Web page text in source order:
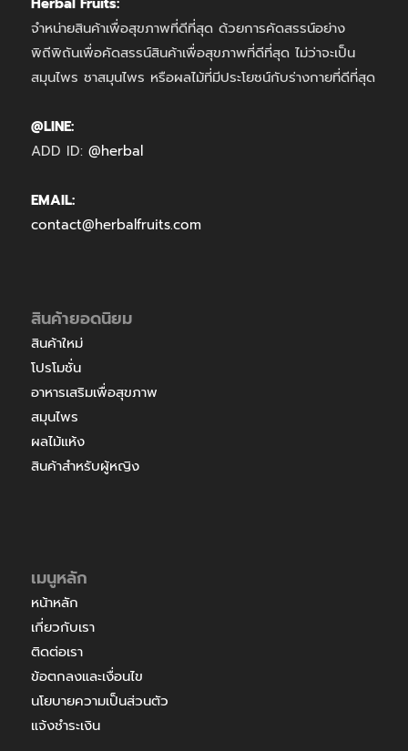
จำหน่ายสินค้าเพื่อสุขภาพที่ดีที่สุด ด้วยการคัดสรรน์อย่าง
พิถีพิถันเพื่อคัดสรรน์สินค้าเพื่อสุขภาพที่ดีที่สุด ไม่ว่าจะเป็น
สมุนไพร ชาสมุนไพร หรือผลไม้ที่มีประโยชน์กับร่างกายที่ดีที่สุด
@LINE:
ADD ID: @herbal
EMAIL:
contact@herbalfruits.com
สินค้ายอดนิยม
สินค้าใหม่
โปรโมชั่น
อาหารเสริมเพื่อสุขภาพ
สมุนไพร
ผลไม้แห้ง
สินค้าสำหรับผู้หญิง
เมนูหลัก
หน้าหลัก
เกี่ยวกับเรา
ติดต่อเรา
ข้อตกลงและเงื่อนไข
นโยบายความเป็นส่วนตัว
แจ้งชำระเงิน